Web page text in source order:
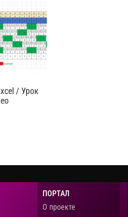
для
d/
/ Урок
по его
для
ПОРТАЛ
О проекте